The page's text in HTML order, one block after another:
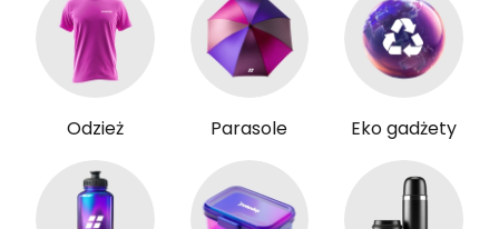
Odzież Parasole Eko gadżety